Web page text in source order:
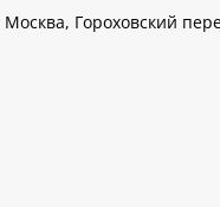
Гороховский